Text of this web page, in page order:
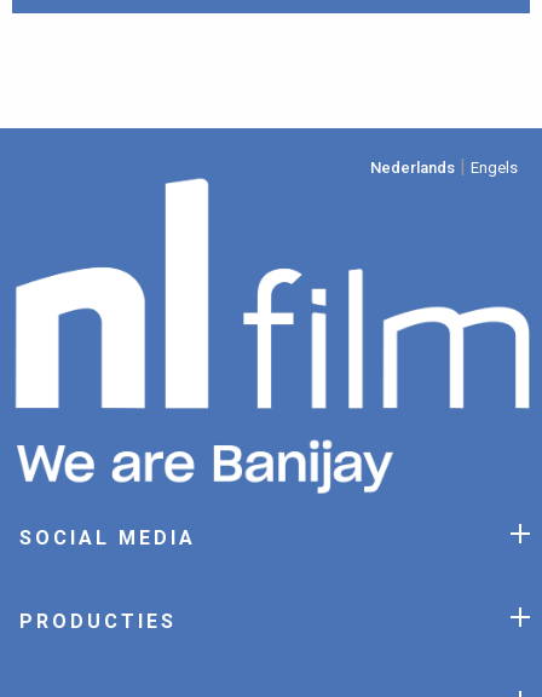
SOCIAL MEDIA
PRODUCTIES
Nederlands | Engels